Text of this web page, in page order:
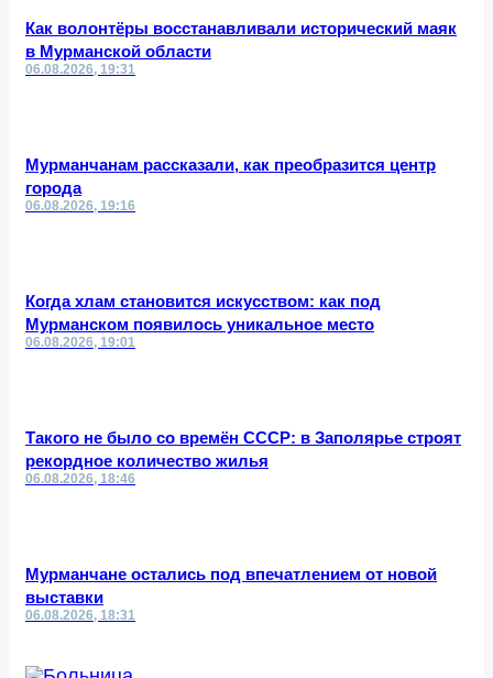
Как волонтёры восстанавливали исторический маяк
в Мурманской области
06.08.2026, 19:31
Мурманчанам рассказали, как преобразится центр
города
06.08.2026, 19:16
Когда хлам становится искусством: как под
Мурманском появилось уникальное место
06.08.2026, 19:01
Такого не было со времён СССР: в Заполярье строят
рекордное количество жилья
06.08.2026, 18:46
Мурманчане остались под впечатлением от новой
выставки
06.08.2026, 18:31